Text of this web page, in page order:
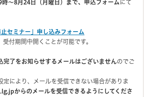
～8月24日（月曜日）まで、申込フォーム にて
セミナー」申し込みフォーム
受付期間中開くことが可能です。
完了をお知らせするメールはございませんのでご
定により、メールを受信できない場合がありま
からのメールを受信できるようにしてくださ